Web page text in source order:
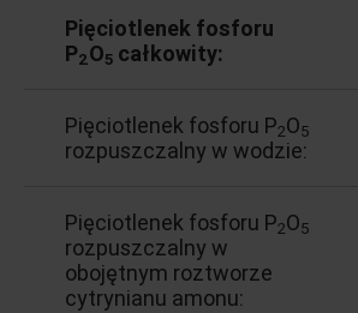
Pięciotlenek fosforu
P2O5 całkowity:
Pięciotlenek fosforu P2O5
rozpuszczalny w wodzie:
Pięciotlenek fosforu P2O5
rozpuszczalny w
obojętnym roztworze
cytrynianu amonu: